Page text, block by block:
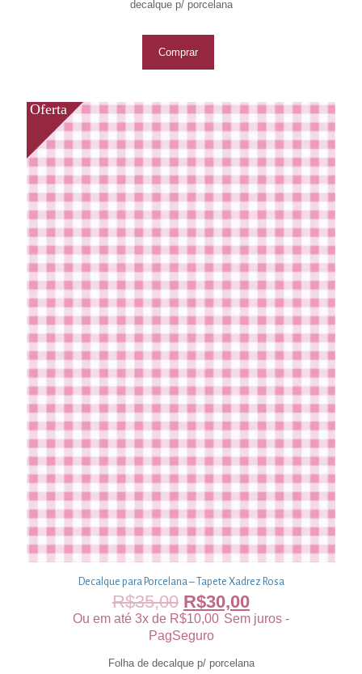
decalque p/ porcelana
Comprar
Decalque para Porcelana – Tapete Xadrez Rosa
R$35,00 R$30,00
Ou em até 3x de R$10,00 Sem juros -
PagSeguro
Folha de decalque p/ porcelana